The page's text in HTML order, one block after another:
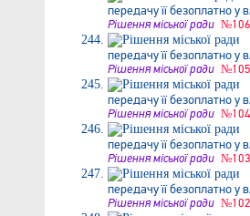
передачу її безоплатно у
Рішення міської ради
передачу її безоплатно у
Рішення міської ради
передачу її безоплатно у
Рішення міської ради
передачу її безоплатно у
Рішення міської ради
передачу її безоплатно у
Рішення міської ради